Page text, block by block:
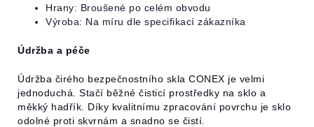
Hrany: Broušené po celém obvodu
Výroba: Na míru dle specifikací zákazníka
Údržba a péče
Údržba čirého bezpečnostního skla CONEX je velmi
jednoduchá. Stačí běžné čisticí prostředky na sklo a
měkký hadřík. Díky kvalitnímu zpracování povrchu je sklo
odolné proti skvrnám a snadno se čistí.